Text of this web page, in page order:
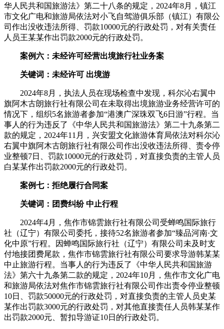
华人民共和国旅游法》第二十八条的规定，2024年8月，镇江
市文化广电和旅游局依法对小飞自驾游俱乐部（镇江）有限公
司作出没收违法所得、罚款10000元的行政处罚，对有关责任
人员王某某作出罚款2000元的行政处罚。
案例六：未经许可经营出境旅行社业务案
关键词：未经许可 出境游
2024年8月，执法人员在现场检查中发现，科尔沁右翼中
旗阿木古朗旅行社有限公司在未取得出境旅游业务经营许可的
情况下，组织5名旅游者参加“港澳广深珠双飞6日游”行程。当
事人的行为违反了《中华人民共和国旅游法》第二十九条第二
款的规定，2024年11月，兴安盟文化旅游体育局依法对科尔沁
右翼中旗阿木古朗旅行社有限公司作出没收违法所得、责令停
业整顿7日、罚款10000元的行政处罚，对直接负责的主管人员
白某某作出罚款2000元的行政处罚。
案例七：拒绝履行合同案
关键词：团费纠纷 中止行程
2024年4月，焦作市锦雲旅行社有限公司受蝉鸣国际旅行
社（辽宁）有限公司委托，接待52名旅游者参加“臻品河南·文
化中原”行程。因蝉鸣国际旅行社（辽宁）有限公司未及时支
付地接团费尾款，焦作市锦雲旅行社有限公司要求导游韩某某
中止旅游行程。当事人的行为违反了《中华人民共和国旅游
法》第六十九条第二款的规定，2024年10月，焦作市文化广电
和旅游局依法对焦作市锦雲旅行社有限公司作出责令停业整顿
10日、罚款50000元的行政处罚，对直接负责的主管人员史某
某作出罚款3000元的行政处罚，对其他直接责任人员韩某某作
出罚款2000元、暂扣导游证10日的行政处罚。